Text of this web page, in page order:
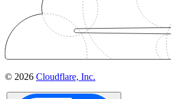
© 2026 Cloudflare, Inc.